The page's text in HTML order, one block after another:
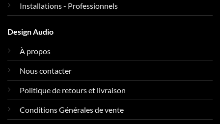
Installations - Professionnels
Design Audio
À propos
Nous contacter
Politique de retours et livraison
Conditions Générales de vente